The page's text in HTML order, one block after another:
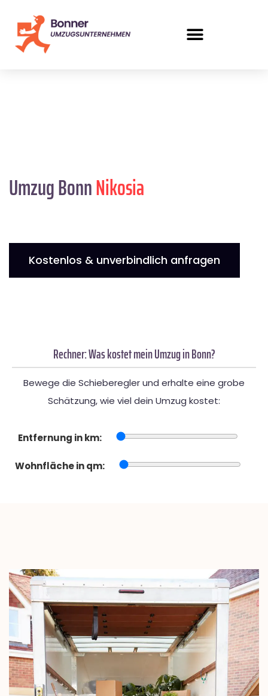
Umzug BonnNikosia
Kostenlos & unverbindlich anfragen
Rechner: Was kostet mein Umzug in Bonn?
Bewege die Schieberegler und erhalte eine grobe
Schätzung, wie viel dein Umzug kostet:
Entfernung in km:
Wohnfläche in qm: